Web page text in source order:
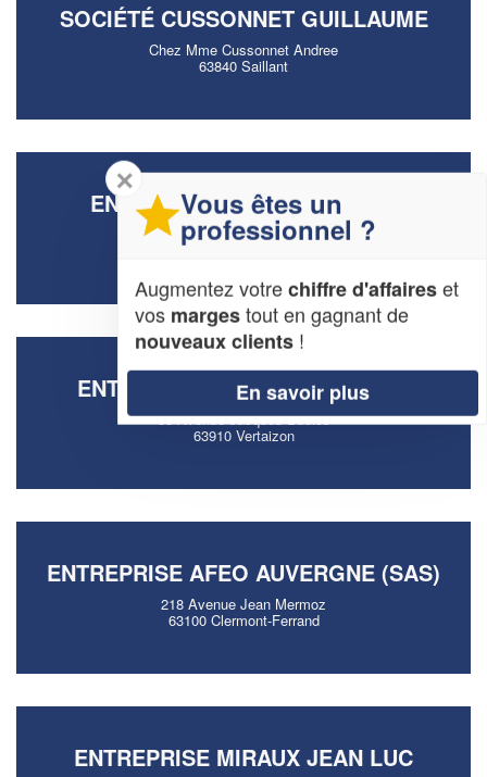
SOCIÉTÉ CUSSONNET GUILLAUME
Chez Mme Cussonnet Andree
63840 Saillant
ENTREPRISE VERDIER DAVID
42 Avenue Joseph Claussat
63400 Chamalieres
ENTREPRISE LORENT PHILIPPE
35 Avenue Jacques Duclos
63910 Vertaizon
ENTREPRISE AFEO AUVERGNE (SAS)
218 Avenue Jean Mermoz
63100 Clermont-Ferrand
ENTREPRISE MIRAUX JEAN LUC
✕
Vous êtes un
professionnel ?
Augmentez votrechiffre d'affaireset
vos margestout en gagnant de
nouveaux clients !
En savoir plus